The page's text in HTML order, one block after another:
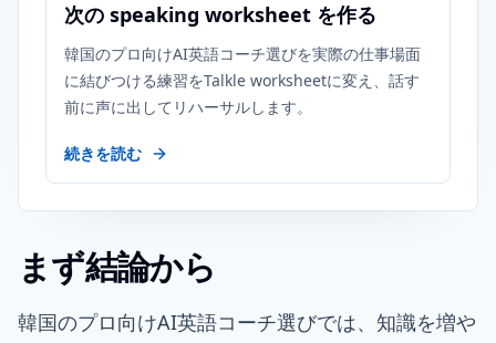
次の speaking worksheet を作る
韓国のプロ向けAI英語コーチ選びを実際の仕事場面
に結びつける練習をTalkle worksheetに変え、話す
前に声に出してリハーサルします。
続きを読む
まず結論から
韓国のプロ向けAI英語コーチ選びでは、知識を増や